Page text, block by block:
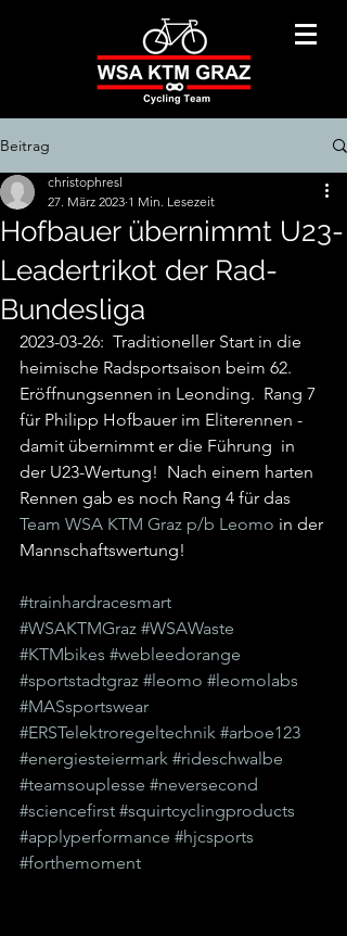
Beitrag
Hofbauer übernimmt U23-
Leadertrikot der Rad-
Bundesliga
christophresl
27. März 2023 1 Min. Lesezeit
2023-03-26:  Traditioneller Start in die
heimische Radsportsaison beim 62.
Eröffnungsennen in Leonding.  Rang 7
für Philipp Hofbauer im Eliterennen -
damit übernimmt er die Führung  in
der U23-Wertung!  Nach einem harten
Rennen gab es noch Rang 4 für das
Team WSA KTM Graz p/b Leomo in der
Mannschaftswertung!
#trainhardracesmart
#WSAKTMGraz #WSAWaste
#KTMbikes #webleedorange
#sportstadtgraz #leomo #leomolabs
#MASsportswear
#ERSTelektroregeltechnik #arboe123
#energiesteiermark #rideschwalbe
#teamsouplesse #neversecond
#sciencefirst #squirtcyclingproducts
#applyperformance #hjcsports
#forthemoment